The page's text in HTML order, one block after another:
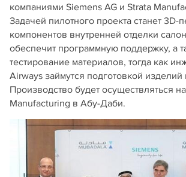
компаниями Siemens AG и Strata
Задачей пилотного проекта станет 3D-
компонентов внутренней отделки
обеспечит программную поддержку, а
тестирование материалов, тогда как
Airways займутся подготовкой
Производство будет осуществляться
Manufacturing в Абу-Даби.